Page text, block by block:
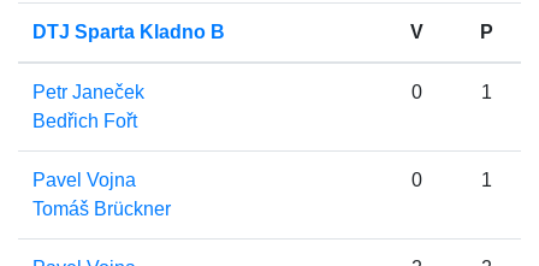
DTJ Sparta Kladno B V P
Petr Janeček
Bedřich Fořt
0 1
Pavel Vojna
Tomáš Brückner
0 1